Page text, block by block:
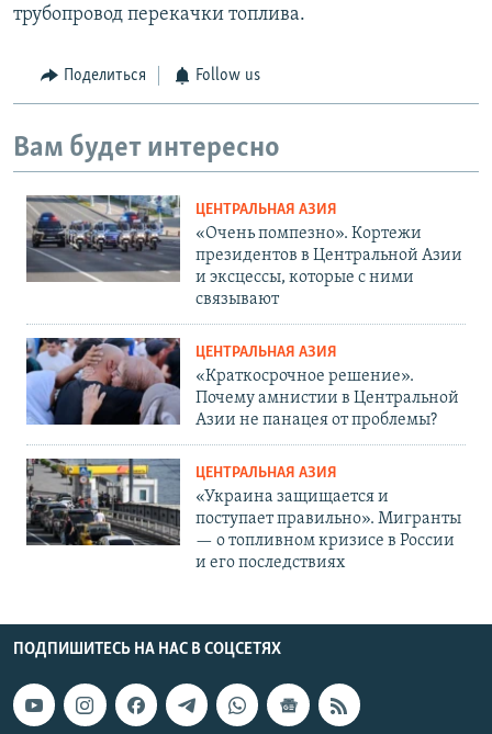
трубопровод перекачки топлива.
Поделиться Follow us
Вам будет интересно
ЦЕНТРАЛЬНАЯ АЗИЯ
«Очень помпезно». Кортежи
президентов в Центральной Азии
и эксцессы, которые с ними
связывают
ЦЕНТРАЛЬНАЯ АЗИЯ
«Краткосрочное решение».
Почему амнистии в Центральной
Азии не панацея от проблемы?
ЦЕНТРАЛЬНАЯ АЗИЯ
«Украина защищается и
поступает правильно». Мигранты
— о топливном кризисе в России
и его последствиях
ПОДПИШИТЕСЬ НА НАС В СОЦСЕТЯХ